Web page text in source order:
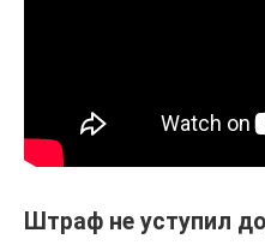
Штраф не уступил